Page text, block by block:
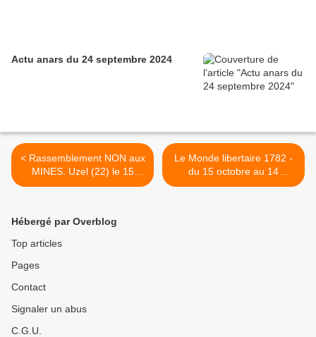
Actu anars du 24 septembre 2024
< Rassemblement NON aux
MINES. Uzel (22) le 15
octobre
Le Monde libertaire 1782 -
du 15 octobre au 14
novembre 2016 - >
Hébergé par Overblog
Top articles
Pages
Contact
Signaler un abus
C.G.U.